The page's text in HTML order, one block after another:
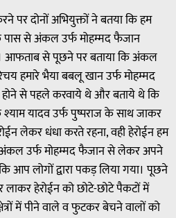
पर दोनों अभियुक्तों ने बतया कि हम
से अंकल उर्फ मोहम्मद फैजान
आफताब से पूछने पर बताया कि अंकल
हमारे भैया बबलू खान उर्फ मोहम्मद
होने से पहले करवाये थे और बताये थे कि
यादव उर्फ पुष्पराज के साथ जाकर
लेकर धंधा करते रहना, वही हेरोईन हम
उर्फ मोहम्मद फैजान से लेकर अपने
आप लोगों द्वारा पकड़ लिया गया। पूछने
लाकर हेरोईन को छोटे-छोटे पैकटों में
में पीने वाले व फुटकर बेचने वालों को